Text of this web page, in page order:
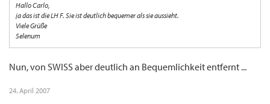
Hallo Carlo,
ja das ist die LH F. Sie ist deutlich bequemer als sie aussieht.
Viele Grüße
Selenum
Nun, von SWISS aber deutlich an Bequemlichkeit entfernt ...
24. April 2007